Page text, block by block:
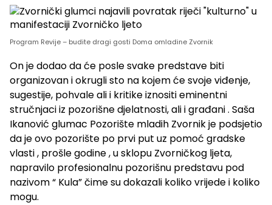
Program Revije – budite dragi gosti Doma omladine Zvornik
On je dodao da će posle svake predstave biti
organizovan i okrugli sto na kojem će svoje viđenje,
sugestije, pohvale ali i kritike iznositi eminentni
stručnjaci iz pozorišne djelatnosti, ali i građani . Saša
Ikanović glumac Pozorište mladih Zvornik je podsjetio
da je ovo pozorište po prvi put uz pomoć gradske
vlasti , prošle godine , u sklopu Zvorničkog ljeta,
napravilo profesionalnu pozorišnu predstavu pod
nazivom “ Kula” čime su dokazali koliko vrijede i koliko
mogu.